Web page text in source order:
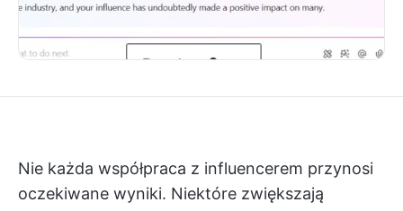
Nie każda współpraca z influencerem przynosi
oczekiwane wyniki. Niektóre zwiększają